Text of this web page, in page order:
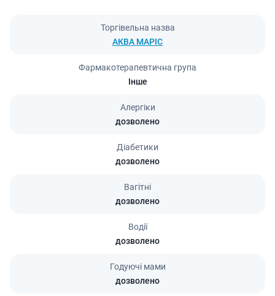
Торгівельна назва
АКВА МАРІС
Фармакотерапевтична група
Інше
Алергіки
дозволено
Діабетики
дозволено
Вагітні
дозволено
Водії
дозволено
Годуючі мами
дозволено